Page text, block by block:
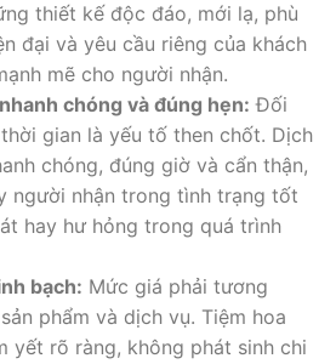
thiết kế độc đáo, mới lạ, phù
đại và yêu cầu riêng của khách
mẽ cho người nhận.
chóng và đúng hẹn: Đối
gian là yếu tố then chốt. Dịch
chóng, đúng giờ và cẩn thận,
người nhận trong tình trạng tốt
hay hư hỏng trong quá trình
bạch: Mức giá phải tương
phẩm và dịch vụ. Tiệm hoa
yết rõ ràng, không phát sinh chi